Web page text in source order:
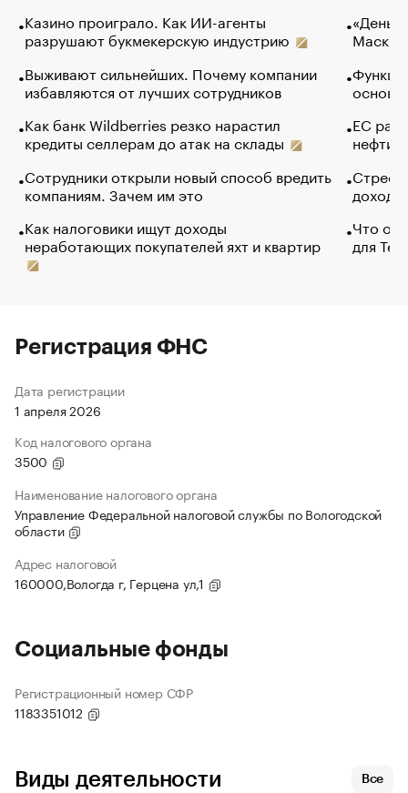
Казино проиграло. Как ИИ-агенты
разрушают букмекерскую индустрию
Выживают сильнейших. Почему компании
избавляются от лучших сотрудников
Как банк Wildberries резко нарастил
кредиты селлерам до атак на склады
Сотрудники открыли новый способ вредить
компаниям. Зачем им это
Как налоговики ищут доходы
неработающих покупателей яхт и квартир
Маск в
основ
ЕС
нефти
Что
для
Регистрация ФНС
Дата регистрации
1 апреля 2026
Код налогового органа
3500
Наименование налогового органа
Управление Федеральной налоговой службы по Вологодской
области
Адрес налоговой
160000,Вологда г, Герцена ул,1
Социальные фонды
Регистрационный номер СФР
1183351012
Виды деятельности Все